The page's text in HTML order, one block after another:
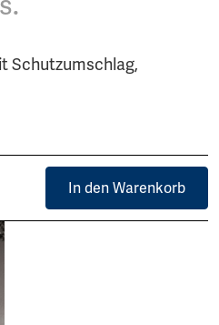
Schutzumschlag,
In den Warenkorb